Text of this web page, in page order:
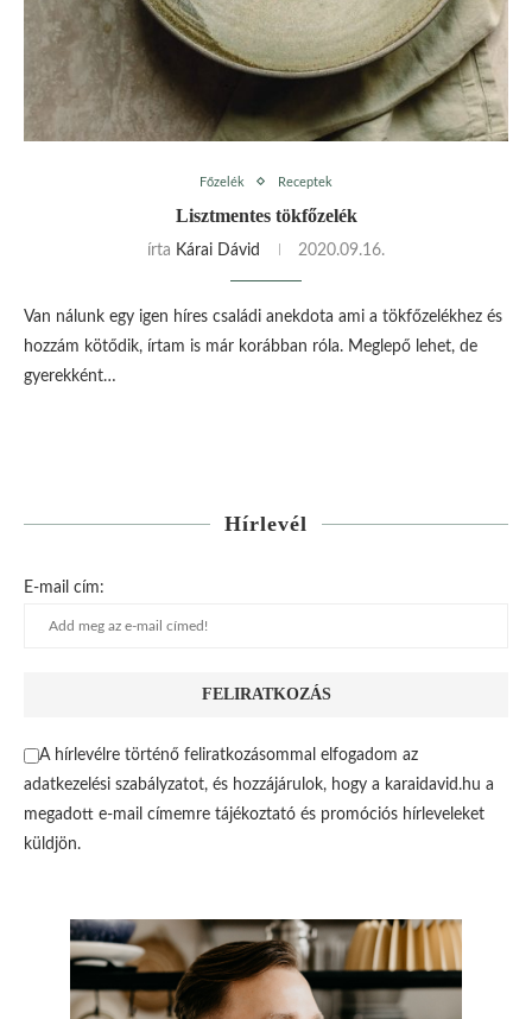
Főzelék Receptek
Lisztmentes tökfőzelék
írta Kárai Dávid 2020.09.16.
Van nálunk egy igen híres családi anekdota ami a tökfőzelékhez és
hozzám kötődik, írtam is már korábban róla. Meglepő lehet, de
gyerekként…
Hírlevél
E-mail cím:
A hírlevélre történő feliratkozásommal elfogadom az
adatkezelési szabályzatot, és hozzájárulok, hogy a karaidavid.hu a
megadott e-mail címemre tájékoztató és promóciós hírleveleket
küldjön.